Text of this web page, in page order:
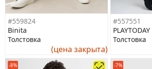
#559824
Binita
Толстовка
(цена закрыта)
#557551
PLAYTODAY
Толстовка
-8% -7%